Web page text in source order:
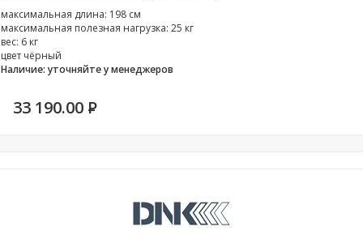
максимальная длина: 198 см
максимальная полезная нагрузка: 25 кг
вес: 6 кг
цвет чёрный
Наличие: уточняйте у менеджеров
33 190.00 P